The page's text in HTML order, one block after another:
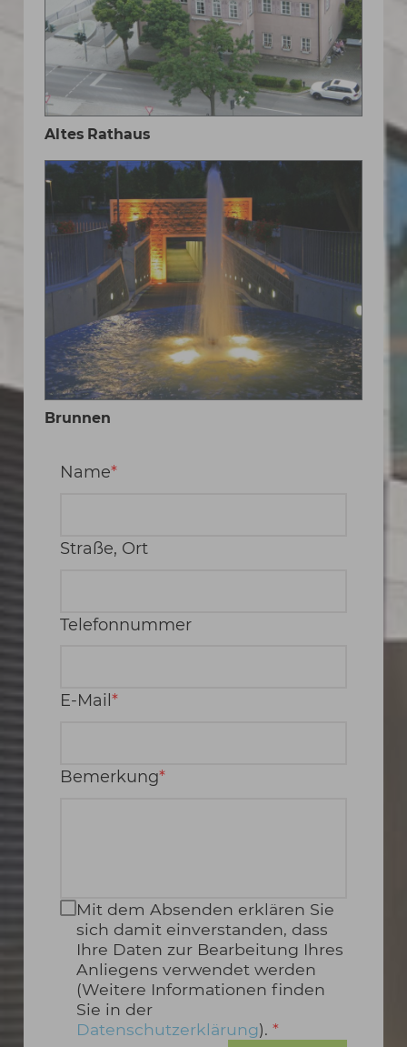
Altes Rathaus
Brunnen
Name
Straße, Ort
Telefonnummer
E-Mail
Bemerkung
Mit dem Absenden erklären Sie
sich damit einverstanden, dass
Ihre Daten zur Bearbeitung Ihres
Anliegens verwendet werden
(Weitere Informationen finden
Sie in der
Datenschutzerklärung).